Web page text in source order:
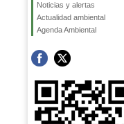
Noticias y alertas
Actualidad ambiental
Agenda Ambiental